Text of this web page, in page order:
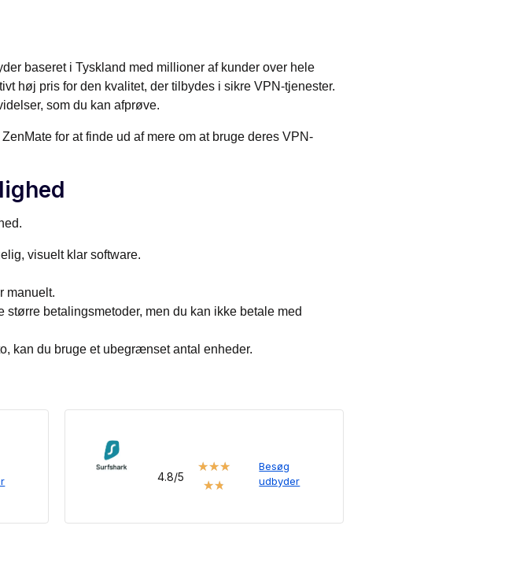
baseret i Tyskland med millioner af kunder over hele
høj pris for den kvalitet, der tilbydes i sikre VPN-tjenester.
som du kan afprøve.
for at finde ud af mere om at bruge deres VPN-
visuelt klar software.
manuelt.
betalingsmetoder, men du kan ikke betale med
kan du bruge et ubegrænset antal enheder.
4.8/5
★★★
★★
Besøg
udbyder